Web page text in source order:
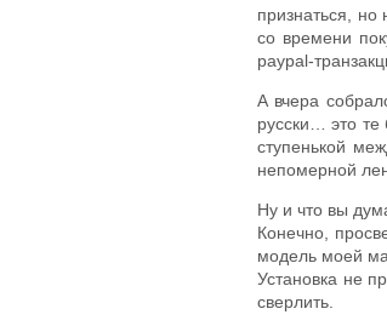
признаться,
со времени
paypal-
А вчера
русски… это
ступенькой
непомерной
Ну и что вы
Конечно,
модель моей
Установка не
сверлить.